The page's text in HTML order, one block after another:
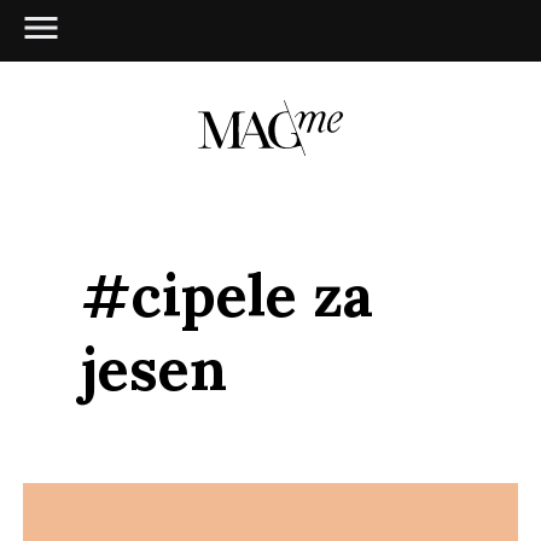
#cipele za
jesen